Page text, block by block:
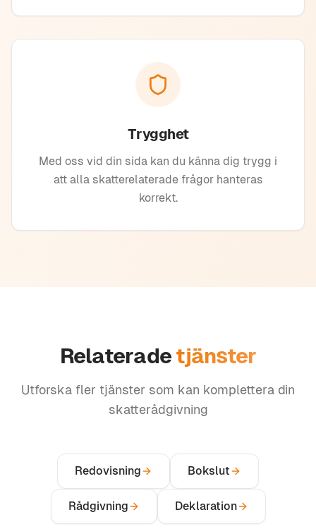
Trygghet
Med oss vid din sida kan du känna dig trygg i
att alla skatterelaterade frågor hanteras
korrekt.
Relaterade tjänster
Utforska fler tjänster som kan komplettera din
skatterådgivning
Redovisning Bokslut
Rådgivning Deklaration